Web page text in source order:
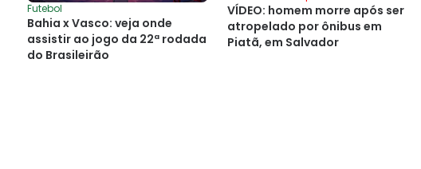
Futebol
Bahia x Vasco: veja onde
assistir ao jogo da 22ª rodada
do Brasileirão
VÍDEO: homem morre após ser
atropelado por ônibus em
Piatã, em Salvador